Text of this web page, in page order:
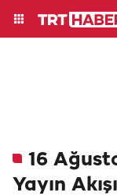
16
Yayın Akışı